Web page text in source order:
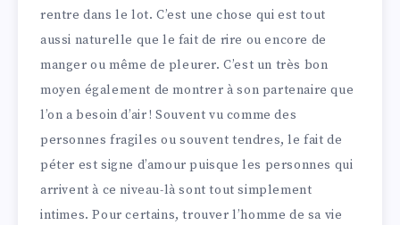
rentre dans le lot. C’est une chose qui est tout
aussi naturelle que le fait de rire ou encore de
manger ou même de pleurer. C’est un très bon
moyen également de montrer à son partenaire que
l’on a besoin d’air ! Souvent vu comme des
personnes fragiles ou souvent tendres, le fait de
péter est signe d’amour puisque les personnes qui
arrivent à ce niveau-là sont tout simplement
intimes. Pour certains, trouver l’homme de sa vie